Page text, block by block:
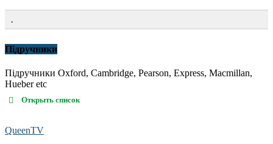
.
Підручники
Підручники Oxford, Cambridge, Pearson, Express, Macmillan,
Hueber etc
Открыть список
QueenTV